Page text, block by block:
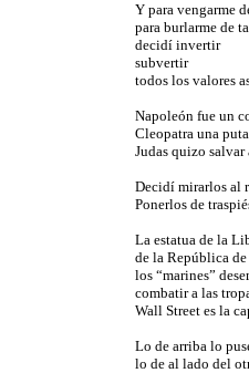
Y para vengarme
para burlarme de
decidí invertir
subvertir
todos los valores
Napoleón fue un
Cleopatra una
Judas quizo
Decidí mirarlos al
Ponerlos de
La estatua de la
de la República
los “marines”
combatir a las
Wall Street es la
Lo de arriba lo
lo de al lado del